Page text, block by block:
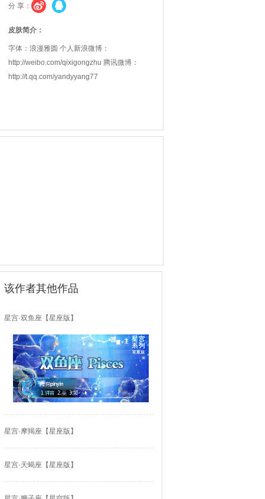
分 享：
皮肤简介：
字体：浪漫雅圆 个人新浪微博：
http://weibo.com/qixigongzhu 腾讯微博：
http://t.qq.com/yandyyang77
该作者其他作品
星宫·双鱼座【星座版】
星宫·摩羯座【星座版】
星宫·天蝎座【星座版】